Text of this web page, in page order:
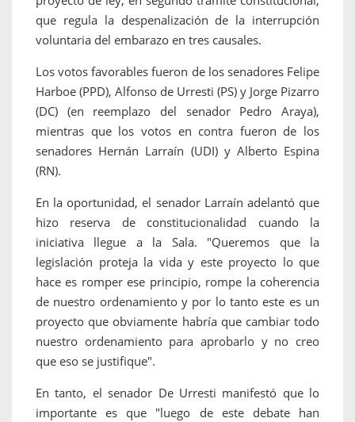
que regula la despenalización de la interrupción
voluntaria del embarazo en tres causales.
Los votos favorables fueron de los senadores Felipe
Harboe (PPD), Alfonso de Urresti (PS) y Jorge Pizarro
(DC) (en reemplazo del senador Pedro Araya),
mientras que los votos en contra fueron de los
senadores Hernán Larraín (UDI) y Alberto Espina
(RN).
En la oportunidad, el senador Larraín adelantó que
hizo reserva de constitucionalidad cuando la
iniciativa llegue a la Sala. "Queremos que la
legislación proteja la vida y este proyecto lo que
hace es romper ese principio, rompe la coherencia
de nuestro ordenamiento y por lo tanto este es un
proyecto que obviamente habría que cambiar todo
nuestro ordenamiento para aprobarlo y no creo
que eso se justifique".
En tanto, el senador De Urresti manifestó que lo
importante es que "luego de este debate han